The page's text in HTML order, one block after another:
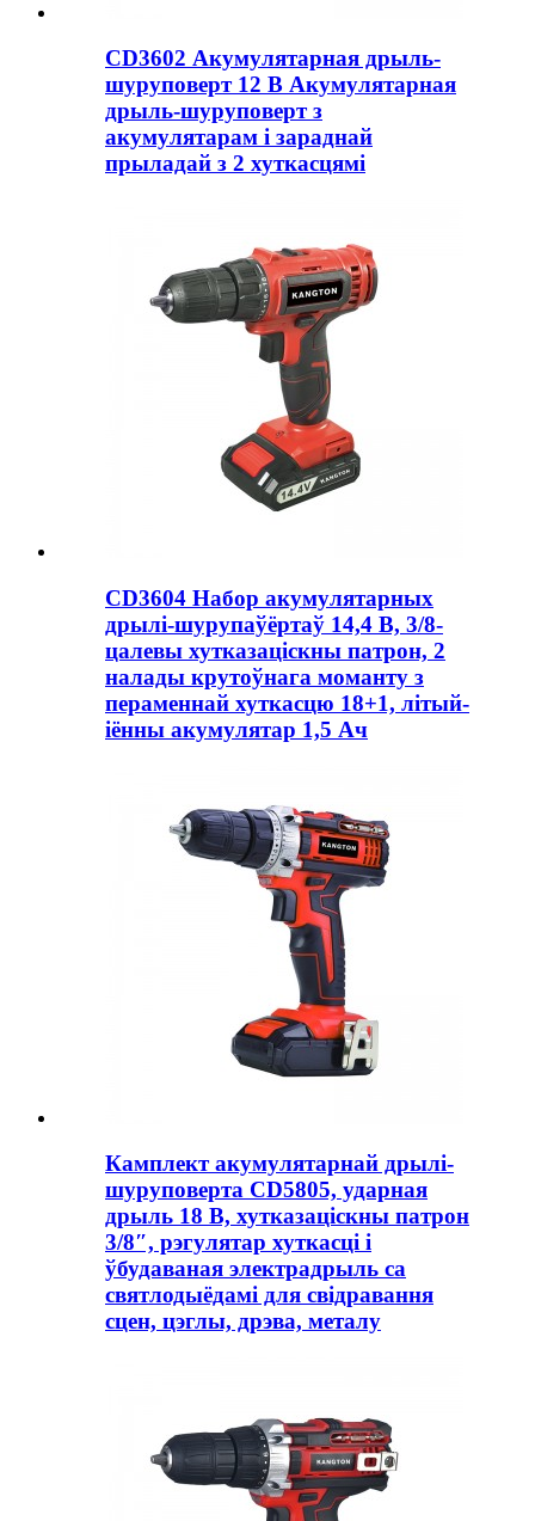
CD3602 Акумулятарная дрыль-
шуруповерт 12 В Акумулятарная
дрыль-шуруповерт з
акумулятарам і зараднай
прыладай з 2 хуткасцямі
CD3604 Набор акумулятарных
дрылі-шурупаўёртаў 14,4 В, 3/8-
цалевы хутказаціскны патрон, 2
налады крутоўнага моманту з
пераменнай хуткасцю 18+1, літый-
іённы акумулятар 1,5 Ач
Камплект акумулятарнай дрылі-
шуруповерта CD5805, ударная
дрыль 18 В, хутказаціскны патрон
3/8″, рэгулятар хуткасці і
ўбудаваная электрадрыль са
святлодыёдамі для свідравання
сцен, цэглы, дрэва, металу